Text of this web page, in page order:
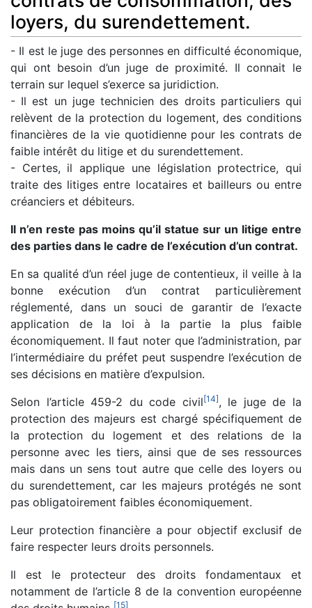
loyers, du surendettement.
- Il est le juge des personnes en difficulté économique,
qui ont besoin d’un juge de proximité. Il connait le
terrain sur lequel s’exerce sa juridiction.
- Il est un juge technicien des droits particuliers qui
relèvent de la protection du logement, des conditions
financières de la vie quotidienne pour les contrats de
faible intérêt du litige et du surendettement.
- Certes, il applique une législation protectrice, qui
traite des litiges entre locataires et bailleurs ou entre
créanciers et débiteurs.
Il n’en reste pas moins qu’il statue sur un litige entre
des parties dans le cadre de l’exécution d’un contrat.
En sa qualité d’un réel juge de contentieux, il veille à la
bonne exécution d’un contrat particulièrement
réglementé, dans un souci de garantir de l’exacte
application de la loi à la partie la plus faible
économiquement. Il faut noter que l’administration, par
l’intermédiaire du préfet peut suspendre l’exécution de
ses décisions en matière d’expulsion.
Selon l’article 459-2 du code civil[14], le juge de la
protection des majeurs est chargé spécifiquement de
la protection du logement et des relations de la
personne avec les tiers, ainsi que de ses ressources
mais dans un sens tout autre que celle des loyers ou
du surendettement, car les majeurs protégés ne sont
pas obligatoirement faibles économiquement.
Leur protection financière a pour objectif exclusif de
faire respecter leurs droits personnels.
Il est le protecteur des droits fondamentaux et
notamment de l’article 8 de la convention européenne
[15]